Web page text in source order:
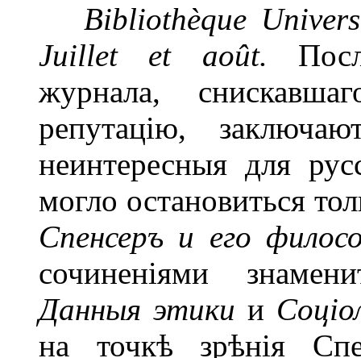
Bibliothèque
Juillet et août.
журнала,
репутацію,
неинтересныя для
могло остановиться
Спенсеръ и его
сочиненіями
Данныя этики и
на точкѣ зрѣнія